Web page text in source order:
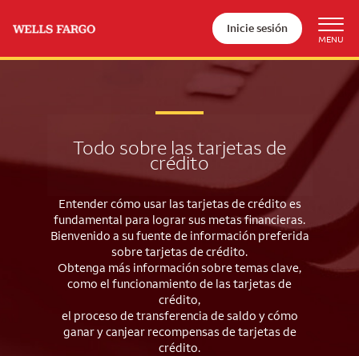
Inicie sesión
Todo sobre las tarjetas de
crédito
Entender cómo usar las tarjetas de crédito es
fundamental para lograr sus metas financieras.
Bienvenido a su fuente de información preferida
sobre tarjetas de crédito.
Obtenga más información sobre temas clave,
como el funcionamiento de las tarjetas de
crédito,
el proceso de transferencia de saldo y cómo
ganar y canjear recompensas de tarjetas de
crédito.